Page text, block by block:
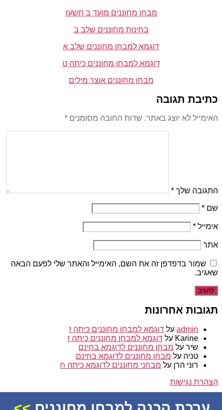
מבחן מחוננים מועד ב תשעז
בחינות מחוננים שלב ב
דוגמא למבחן מחוננים שלב א
דוגמא למבחן מחוננים כיתה ט
מבחן מחוננים אוצר מילים
כתיבת תגובה
האימייל לא יוצג באתר. שדות החובה מסומנים *
התגובה שלך *
שם *
אימייל *
אתר
שמור בדפדפן זה את השם, האימייל והאתר שלי לפעם הבאה
שאגיב.
תגובות אחרונות
admin על דוגמא למבחן מחוננים כיתה ז
Karine על דוגמא למבחן מחוננים כיתה ז
שיר על מבחן מחוננים לדוגמא בחינם
טניה על מבחן מחוננים לדוגמא בחינם
רוני הרן על מבחני מחוננים לדוגמא כיתה ח
הצהרת נגישות